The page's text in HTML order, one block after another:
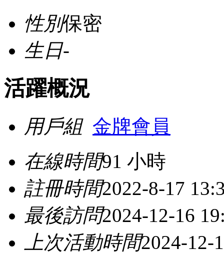
性別保密
生日-
活躍概況
用戶組 金牌會員
在線時間91 小時
註冊時間2022-8-17
最後訪問2024-12-16
上次活動時間2024-12-